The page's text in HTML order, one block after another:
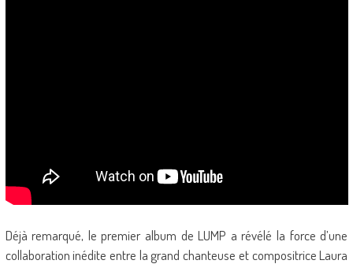
Déjà remarqué, le premier album de LUMP a révélé la force d’une
collaboration inédite entre la grand chanteuse et compositrice Laura